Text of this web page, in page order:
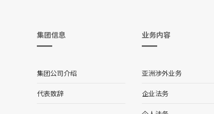
集团信息
集团公司介绍
代表致辞
业务内容
亚洲涉外业务
企业法务